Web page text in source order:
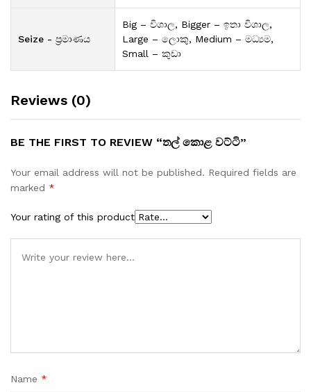
Seize - ප්‍රමාණය
Big – විශාල, Bigger – ඉතා විශාල,
Large – ලොකු, Medium – මධ්‍යම,
Small – කුඩා
Reviews (0)
BE THE FIRST TO REVIEW “තල් කොළ වට්ටි”
Your email address will not be published. Required fields are
marked *
Your rating of this product
Name *